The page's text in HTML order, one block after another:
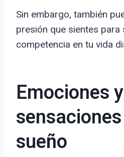
Sin embargo, también
presión que sientes para
competencia en tu vida
Emociones y
sueño